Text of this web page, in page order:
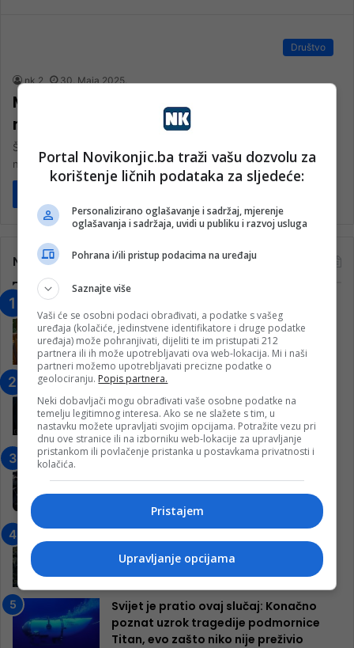
Društvo
nk 2 30. Maja 2025.
Moja djeca nisu imala koga zvati babo,
ni djede, ni amidža ni daidža, ni tetak
Šeća Delić, sa ženama koje dijele njenu sudbinu, na svako ročište
na suđenju pred Sudom Bosne i Hercegovie za zločine…
Najčitanije
“Obrazovanje gradi BiH-Jovan Divjak“
– Konjic je u posljednje 22 godine imao
25 ​​stipendista
15. Februara 2023.
Nogometaši Igmana iznenadili
Konjičanke cvijećem i besplatnim
ulazom na utakmicu
7. Marta 2025.
Jablanica: “Budi mi prijatelj” –
inkluzivnog centra!
9. Jula 2024.
13. Augusta 2024.
Svijet je pratio ovaj slučaj: Konačno
poznat uzrok tragedije podmornice
Titan, evo zašto niko nije preživio
Portal Novikonjic.ba traži vašu dozvolu za
korištenje ličnih podataka za sljedeće:
Personalizirano oglašavanje i sadržaj, mjerenje
oglašavanja i sadržaja, uvidi u publiku i razvoj usluga
Pohrana i/ili pristup podacima na uređaju
Saznajte više
Vaši će se osobni podaci obrađivati, a podatke s vašeg
uređaja (kolačiće, jedinstvene identifikatore i druge podatke
uređaja) može pohranjivati, dijeliti te im pristupati 212
partnera ili ih može upotrebljavati ova web-lokacija. Mi i naši
partneri možemo upotrebljavati precizne podatke o
geolociranju. Popis partnera.
Neki dobavljači mogu obrađivati vaše osobne podatke na
temelju legitimnog interesa. Ako se ne slažete s tim, u
nastavku možete upravljati svojim opcijama. Potražite vezu pri
dnu ove stranice ili na izborniku web-lokacije za upravljanje
pristankom ili povlačenje pristanka u postavkama privatnosti i
kolačića.
Pristajem
Upravljanje opcijama